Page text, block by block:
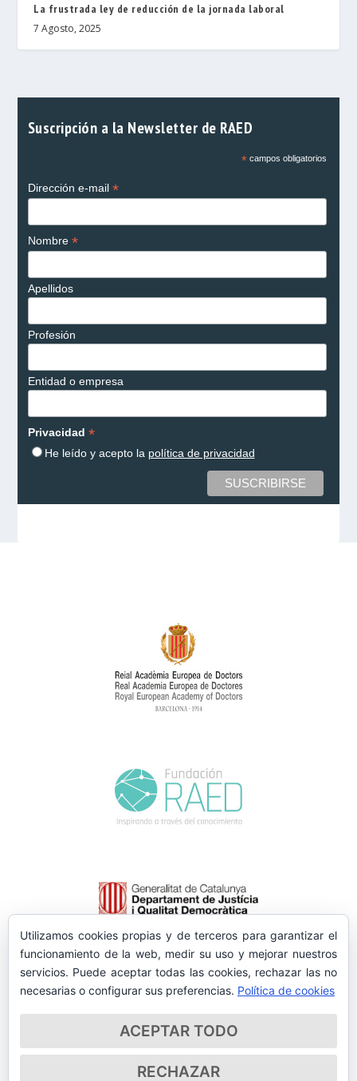
La frustrada ley de reducción de la jornada laboral
7 Agosto, 2025
Suscripción a la Newsletter de RAED
*campos obligatorios
Dirección e-mail *
Nombre *
Apellidos
Profesión
Entidad o empresa
Privacidad *
He leído y acepto la política de privacidad
Utilizamos cookies propias y de terceros para garantizar el
funcionamiento de la web, medir su uso y mejorar nuestros
servicios. Puede aceptar todas las cookies, rechazar las no
necesarias o configurar sus preferencias. Política de cookies
ACEPTAR TODO
RECHAZAR